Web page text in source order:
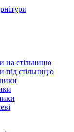
на стільницю
під стільницю